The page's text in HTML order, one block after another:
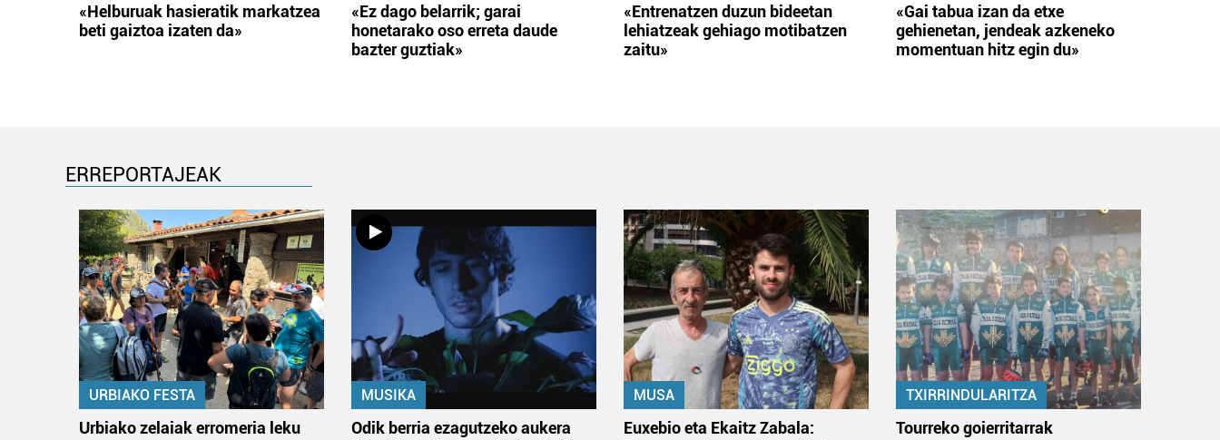
«Helburuak hasieratik markatzea
beti gaiztoa izaten da»
«Ez dago belarrik; garai
honetarako oso erreta daude
bazter guztiak»
«Entrenatzen duzun bideetan
lehiatzeak gehiago motibatzen
zaitu»
«Gai tabua izan da etxe
gehienetan, jendeak azkeneko
momentuan hitz egin du»
ERREPORTAJEAK
URBIAKO FESTA
Urbiako zelaiak erromeria leku
MUSIKA
Odik berria ezagutzeko aukera
MUSA
Euxebio eta Ekaitz Zabala:
TXIRRINDULARITZA
Tourreko goierritarrak